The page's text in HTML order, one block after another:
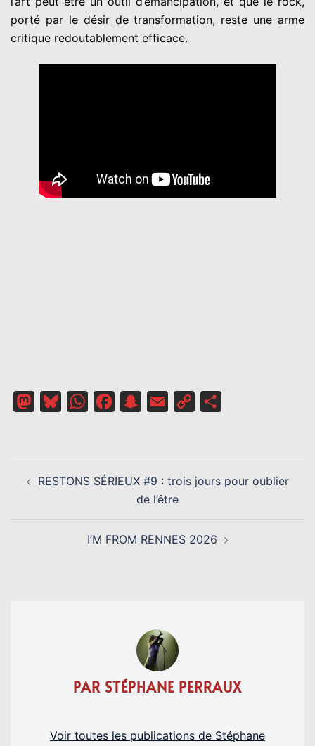
porté par le désir de transformation, reste une arme
critique redoutablement efficace.
MastodonBlueskyWhatsAppFacebookSnapchat
Email
Copy
NAVIGATION
D’ARTICLE
RESTONS SÉRIEUX #9 : trois jours pour oublier
de l’être
I’M FROM RENNES 2026
PAR STÉPHANE PERRAUX
Voir toutes les publications de Stéphane